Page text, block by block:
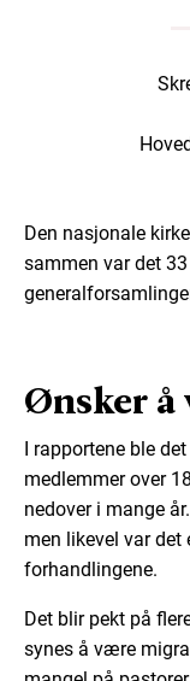
Den nasjonale
sammen var det
Ønsker å
I rapportene ble
medlemmer over
nedover i mange
men likevel var
forhandlingene.
Det blir pekt på
synes å være